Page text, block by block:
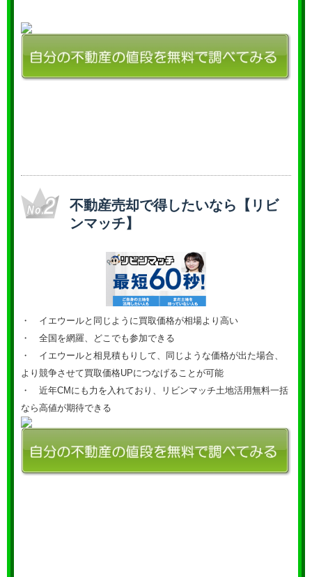
不動産売却で得したいなら【リビ
ンマッチ】
・ イエウールと同じように買取価格が相場より高い
・ 全国を網羅、どこでも参加できる
・ イエウールと相見積もりして、同じような価格が出た場合、
より競争させて買取価格UPにつなげることが可能
・ 近年CMにも力を入れており、リビンマッチ土地活用無料一括
なら高値が期待できる